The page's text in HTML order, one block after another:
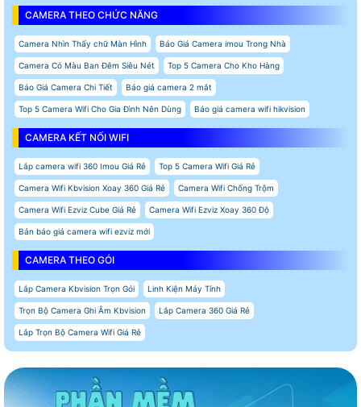
CAMERA THEO CHỨC NĂNG
Camera Nhìn Thấy chữ Màn Hình Báo Giá Camera imou Trong Nhà
Camera Có Màu Ban Đêm Siêu Nét Top 5 Camera Cho Kho Hàng
Báo Giá Camera Chi Tiết Báo giá camera 2 mắt
Top 5 Camera Wifi Cho Gia Đình Nên Dùng Báo giá camera wifi hikvision
CAMERA KẾT NỐI WIFI
Lắp camera wifi 360 Imou Giá Rẻ Top 5 Camera Wifi Giá Rẻ
Camera Wifi Kbvision Xoay 360 Giá Rẻ Camera Wifi Chống Trộm
Camera Wifi Ezviz Cube Giá Rẻ Camera Wifi Ezviz Xoay 360 Độ
Bản báo giá camera wifi ezviz mới
CAMERA THEO GÓI
Lắp Camera Kbvision Trọn Gói Linh Kiện Máy Tính
Trọn Bộ Camera Ghi Âm Kbvision Lắp Camera 360 Giá Rẻ
Lắp Trọn Bộ Camera Wifi Giá Rẻ